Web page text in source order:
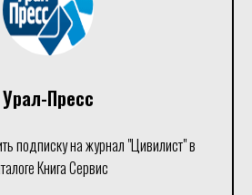
Урал-Пресс
подписку на журнал "Цивилист" в
Книга Сервис